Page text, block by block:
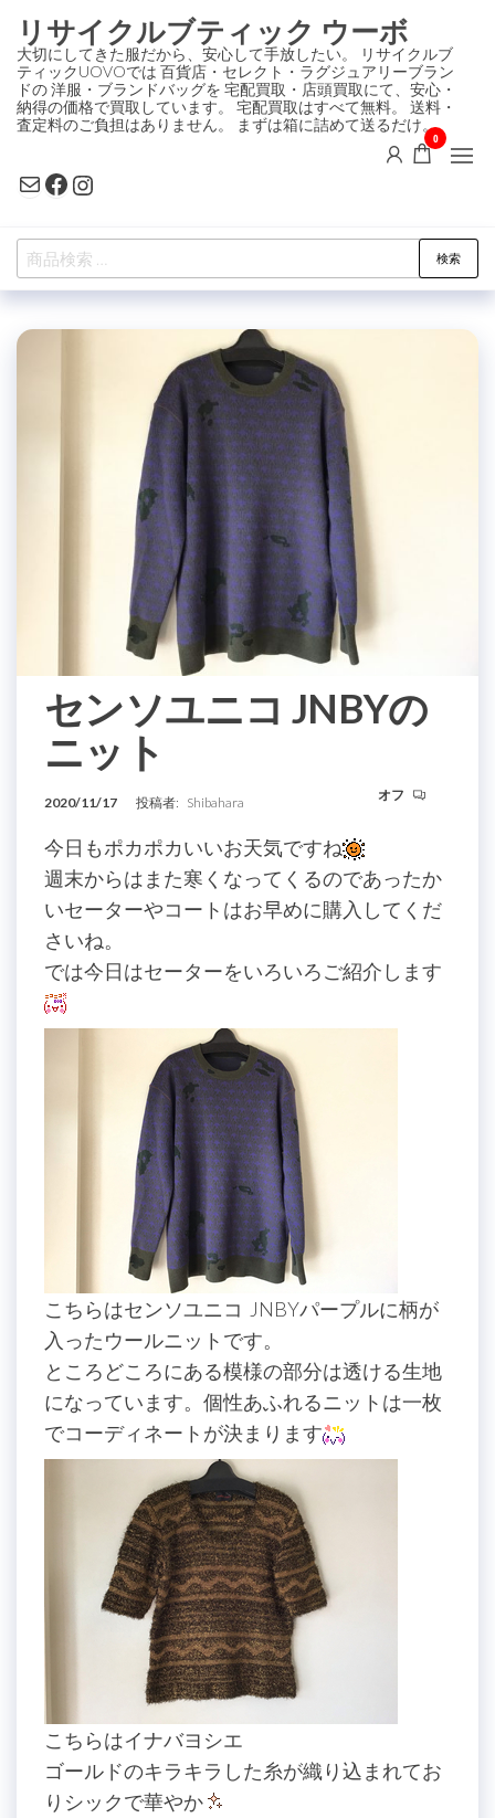
ン
テ
ン
ツ
プ
リサイクルブティック ウーボ
大切にしてきた服だから、安心して手放したい。 リサイクルブ
ティックUOVOでは 百貨店・セレクト・ラグジュアリーブラン
ドの 洋服・ブランドバッグを 宅配買取・店頭買取にて、安心・
納得の価格で買取しています。 宅配買取はすべて無料。 送料・
査定料のご負担はありません。 まずは箱に詰めて送るだけ。
MailFacebook
Instagram
0
検
索
象:
検索
センソユニコ JNBYの
ニット
2020/11/17 投稿者: Shibahara オフ
今日もポカポカいいお天気ですね
週末からはまた寒くなってくるのであったか
いセーターやコートはお早めに購入してくだ
さいね。
では今日はセーターをいろいろご紹介します
こちらはセンソユニコ JNBYパープルに柄が
入ったウールニットです。
ところどころにある模様の部分は透ける生地
になっています。個性あふれるニットは一枚
でコーディネートが決まります
こちらはイナバヨシエ
ゴールドのキラキラした糸が織り込まれてお
りシックで華やか